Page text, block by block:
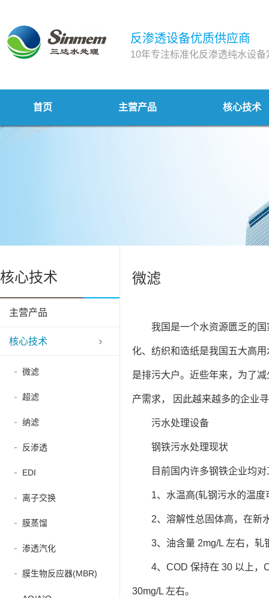
反渗透设备优质供应商
10年专注标准化反渗透纯水设备
首页 主营产品 核心技术
核心技术
主营产品
核心技术
微滤
超滤
纳滤
反渗透
EDI
离子交换
膜蒸馏
渗透汽化
膜生物反应器(MBR)
微滤
我国是一个水资源匮乏的
化、纺织和造纸是我国五大高
是排污大户。近些年来，为了
产需求， 因此越来越多的企业
污水处理设备
钢铁污水处理现状
目前国内许多钢铁企业均
1、水温高(轧钢污水的温
2、溶解性总固体高，在新
3、油含量 2mg/L 左右，
4、COD 保持在 30 以上，
30mg/L 左右。